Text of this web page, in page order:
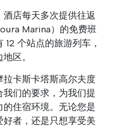
店每天多次提供往返
Marina）的免费班
个站点的旅游列车，
区。
卡斯卡塔斯高尔夫度
们的要求，为我们提
住宿环境。无论您是
者，还是只想享受美